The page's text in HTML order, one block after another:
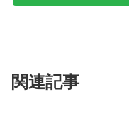
関連記事